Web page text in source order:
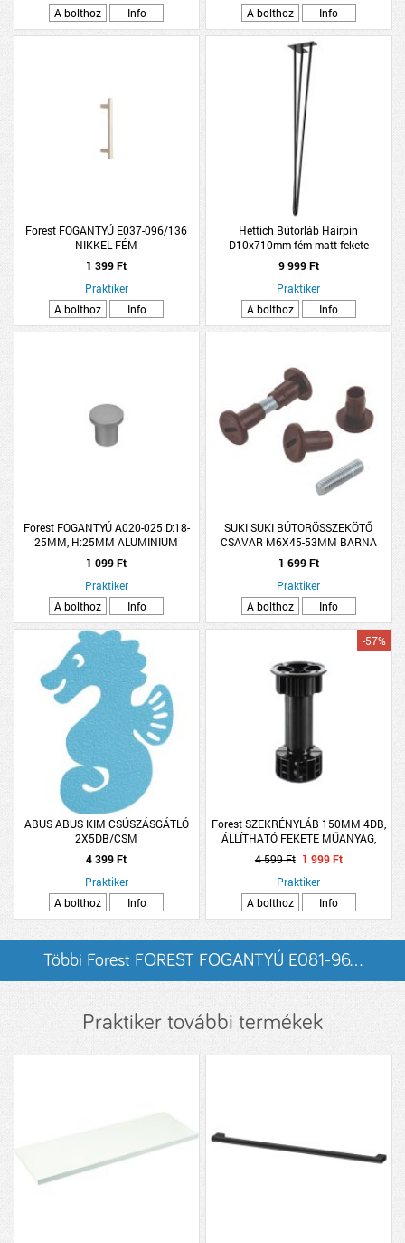
A bolthoz
Info
A bolthoz
Info
Forest FOGANTYÚ E037-096/136
NIKKEL FÉM
1 399 Ft
Praktiker
A bolthoz
Info
Hettich Bútorláb Hairpin
D10x710mm fém matt fekete
háromszög
9 999 Ft
Praktiker
A bolthoz
Info
Forest FOGANTYÚ A020-025 D:18-
25MM, H:25MM ALUMINIUM
1 099 Ft
Praktiker
A bolthoz
Info
SUKI SUKI BÚTORÖSSZEKÖTŐ
CSAVAR M6X45-53MM BARNA
4DB/CSM
1 699 Ft
Praktiker
A bolthoz
Info
ABUS ABUS KIM CSÚSZÁSGÁTLÓ
2X5DB/CSM
4 399 Ft
Praktiker
A bolthoz
Info
Forest SZEKRÉNYLÁB 150MM 4DB,
ÁLLÍTHATÓ FEKETE MŰANYAG,
45010P2S212
-57%
4 599 Ft 1 999 Ft
Praktiker
A bolthoz
Info
Többi Forest FOREST FOGANTYÚ E081-96...
Praktiker további termékek